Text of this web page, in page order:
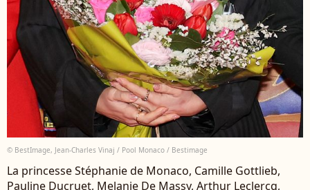
© BestImage, Jean-Charles Vinaj / Pool Monaco / Bestimage
La princesse Stéphanie de Monaco, Camille Gottlieb,
Pauline Ducruet, Melanie De Massy, Arthur Leclercq,